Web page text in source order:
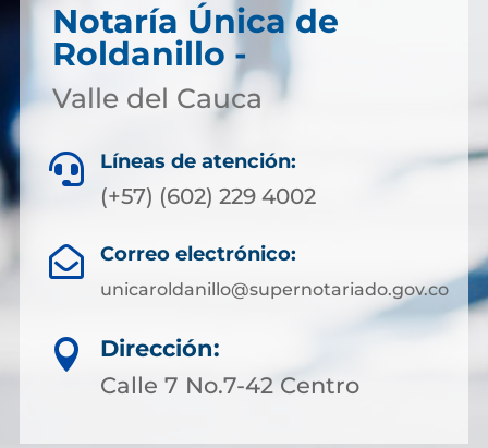
Notaría Única de
Roldanillo -
Valle del Cauca
 Líneas de atención:
(+57) (602) 229 4002
 Correo electrónico:
unicaroldanillo@supernotariado.gov.co

Dirección:
Calle 7 No.7-42 Centro